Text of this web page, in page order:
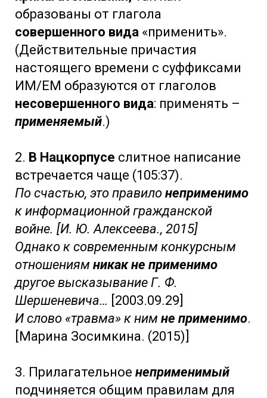
образованы от глагола
совершенного вида «применить».
(Действительные причастия
настоящего времени с суффиксами
ИМ/ЕМ образуются от глаголов
несовершенного вида: применять –
применяемый.)
2. В Нацкорпусе слитное написание
встречается чаще (105:37).
По счастью, это правило неприменимо
к информационной гражданской
войне. [И. Ю. Алексеева., 2015]
Однако к современным конкурсным
отношениям никак не применимо
другое высказывание Г. Ф.
Шершеневича… [2003.09.29]
И слово «травма» к ним не применимо.
[Марина Зосимкина. (2015)]
3. Прилагательное неприменимый
подчиняется общим правилам для